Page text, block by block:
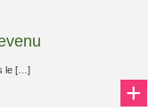
le […]
+